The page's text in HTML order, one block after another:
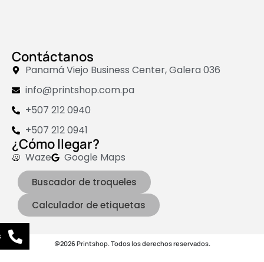
Contáctanos
Panamá Viejo Business Center, Galera 036
info@printshop.com.pa
+507 212 0940
+507 212 0941
¿Cómo llegar?
Waze Google Maps
Buscador de troqueles
Calculador de etiquetas
@2026 Printshop. Todos los derechos reservados.